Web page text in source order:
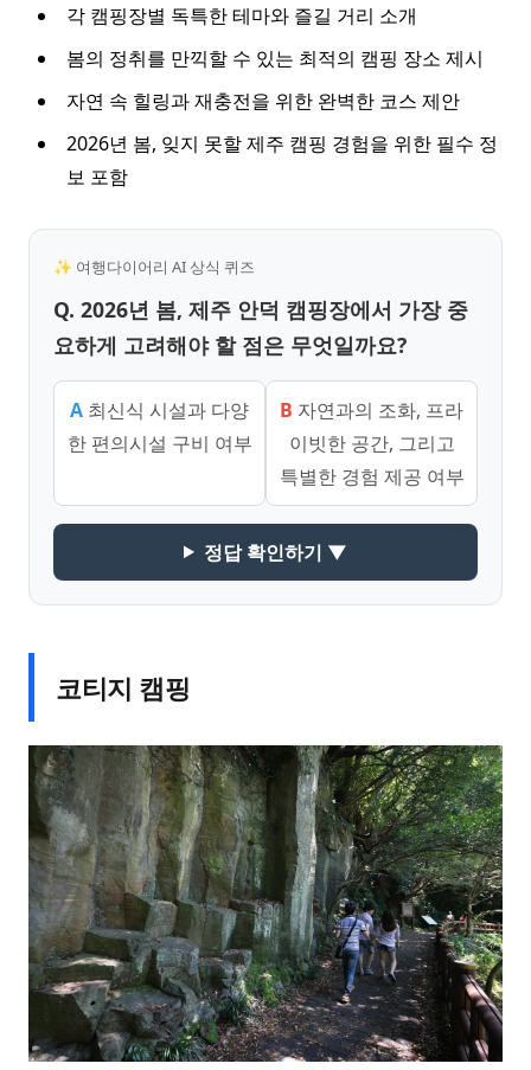
각 캠핑장별 독특한 테마와 즐길 거리 소개
봄의 정취를 만끽할 수 있는 최적의 캠핑 장소 제시
자연 속 힐링과 재충전을 위한 완벽한 코스 제안
2026년 봄, 잊지 못할 제주 캠핑 경험을 위한 필수 정
보 포함
✨ 여행다이어리 AI 상식 퀴즈
Q. 2026년 봄, 제주 안덕 캠핑장에서 가장 중
요하게 고려해야 할 점은 무엇일까요?
A 최신식 시설과 다양
한 편의시설 구비 여부
B 자연과의 조화, 프라
이빗한 공간, 그리고
특별한 경험 제공 여부
정답 확인하기 ▼
코티지 캠핑